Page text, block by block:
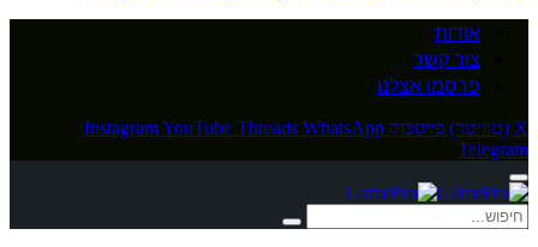
אודות
צור קשר
פרסמו אצלנו
X (טוויטר) פייסבוק InstagramYouTube Threads WhatsApp
Telegram